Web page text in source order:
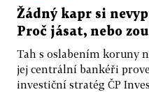
Žádný kapr si
Proč jásat, nebo
Tah s oslabením koruny
jej centrální bankéři
investiční stratég ČP